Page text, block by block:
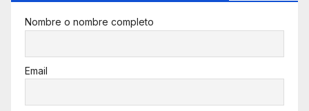
Nombre o nombre completo
Email